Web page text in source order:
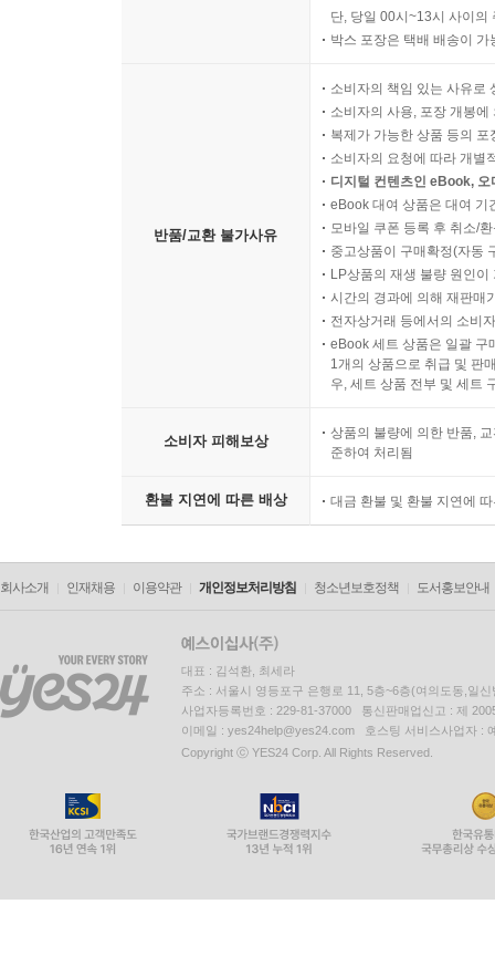
단, 당일 00시~13시 사이의
박스 포장은 택배 배송이
반품/교환 불가사유
소비자의 책임 있는 사유로
소비자의 사용, 포장 개봉
복제가 가능한 상품 등의
소비자의 요청에 따라 개별
디지털 컨텐츠인 eBook,
eBook 대여 상품은 대여 기
모바일 쿠폰 등록 후 취소/
중고상품이 구매확정(자동
LP상품의 재생 불량 원인
시간의 경과에 의해 재판매
전자상거래 등에서의 소비
eBook 세트 상품은 일괄 구
1개의 상품으로 취급 및 판
우, 세트 상품 전부 및 세트
소비자 피해보상
상품의 불량에 의한 반품,
준하여 처리됨
환불 지연에 따른 배상 대금 환불 및 환불 지연에
회사소개 인재채용 이용약관 개인정보처리방침 청소년보호정책 도서홍보안내
대표 : 김석환, 최세라
주소 : 서울시 영등포구 은행로 11, 5층~6층(여의도동,일신
사업자등록번호 : 229-81-37000 통신판매업신고 : 제
이메일 : yes24help@yes24.com 호스팅 서비스사업자 :
Copyright ⓒ YES24 Corp. All Rights Reserved.